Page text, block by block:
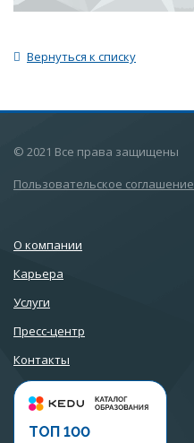
Вернуться к списку
© 2021 Все права защищены
Пользовательское соглашение
О компании
Карьера
Услуги
Пресс-центр
Контакты
ТОП 100